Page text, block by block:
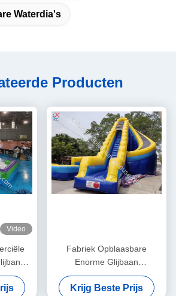
Waterdia's
Producten
Video
Fabriek Opblaasbare
Enorme Glijbaan
Opblaasbare Dubbele
Waterglijbanen Gebogen
Krijg Beste Prijs